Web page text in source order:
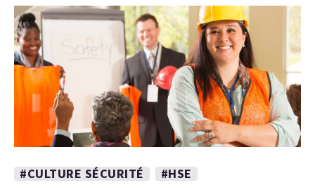
#CULTURE SÉCURITÉ
#HSE